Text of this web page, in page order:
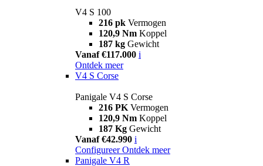
V4 S 100
216 pk Vermogen
120,9 Nm Koppel
187 kg Gewicht
Vanaf €117.000 i
Ontdek meer
V4 S Corse
Panigale V4 S Corse
216 PK Vermogen
120,9 Nm Koppel
187 Kg Gewicht
Vanaf €42.990 i
Configureer Ontdek meer
Panigale V4 R